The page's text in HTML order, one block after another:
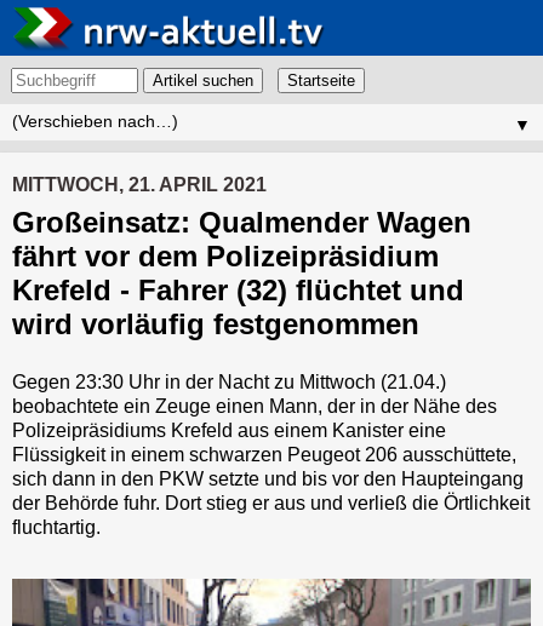
Artikel suchen
▼
MITTWOCH, 21. APRIL 2021
Großeinsatz: Qualmender Wagen
fährt vor dem Polizeipräsidium
Krefeld - Fahrer (32) flüchtet und
wird vorläufig festgenommen
Gegen 23:30 Uhr in der Nacht zu Mittwoch (21.04.)
beobachtete ein Zeuge einen Mann, der in der Nähe des
Polizeipräsidiums Krefeld aus einem Kanister eine
Flüssigkeit in einem schwarzen Peugeot 206 ausschüttete,
sich dann in den PKW setzte und bis vor den Haupteingang
der Behörde fuhr. Dort stieg er aus und verließ die Örtlichkeit
fluchtartig.